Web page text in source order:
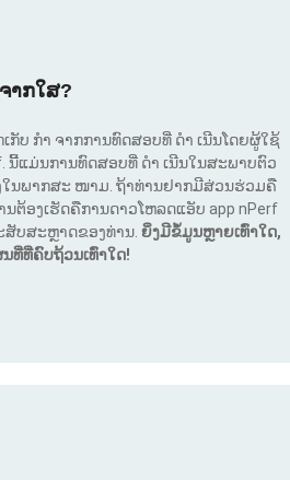
າກໃສ?
ກັບ ກຳ ຈາກການທົດສອບທີ່ ດຳ ເນີນໂດຍຜູ້ໃຊ້
ນີ້ແມ່ນການທົດສອບທີ່ ດຳ ເນີນໃນສະພາບຕົວ
ໃນພາກສະ ໜາມ. ຖ້າທ່ານຢາກມີສ່ວນຮ່ວມຄື
ນຕ້ອງເຮັດຄືການດາວໂຫລດແອັບ app nPerf
ສັບສະຫຼາດຂອງທ່ານ. ຍິ່ງມີຂໍ້ມູນຫຼາຍເທົ່າໃດ,
ທີ່ທີ່ຄົບຖ້ວນເທົ່າໃດ!